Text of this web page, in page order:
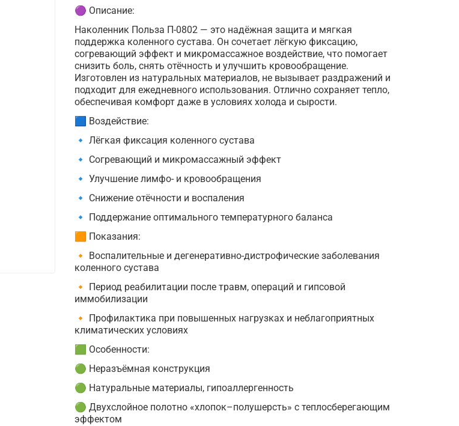
🟣 Описание:
Наколенник Польза П-0802 — это надёжная защита и мягкая
поддержка коленного сустава. Он сочетает лёгкую фиксацию,
согревающий эффект и микромассажное воздействие, что помогает
снизить боль, снять отёчность и улучшить кровообращение.
Изготовлен из натуральных материалов, не вызывает раздражений и
подходит для ежедневного использования. Отлично сохраняет тепло,
обеспечивая комфорт даже в условиях холода и сырости.
🟦 Воздействие:
🔹 Лёгкая фиксация коленного сустава
🔹 Согревающий и микромассажный эффект
🔹 Улучшение лимфо- и кровообращения
🔹 Снижение отёчности и воспаления
🔹 Поддержание оптимального температурного баланса
🟧 Показания:
🔸 Воспалительные и дегенеративно-дистрофические заболевания
коленного сустава
🔸 Период реабилитации после травм, операций и гипсовой
иммобилизации
🔸 Профилактика при повышенных нагрузках и неблагоприятных
климатических условиях
🟩 Особенности:
🟢 Неразъёмная конструкция
🟢 Натуральные материалы, гипоаллергенность
🟢 Двухслойное полотно «хлопок–полушерсть» с теплосберегающим
эффектом